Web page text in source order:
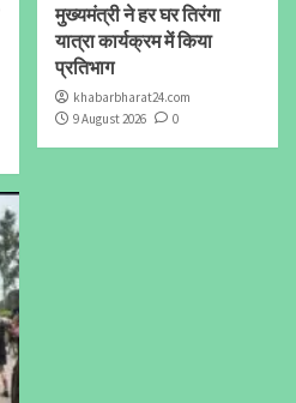
मुख्यमंत्री ने हर घर तिरंगा
यात्रा कार्यक्रम में किया
प्रतिभाग
khabarbharat24.com
9 August 2026
0